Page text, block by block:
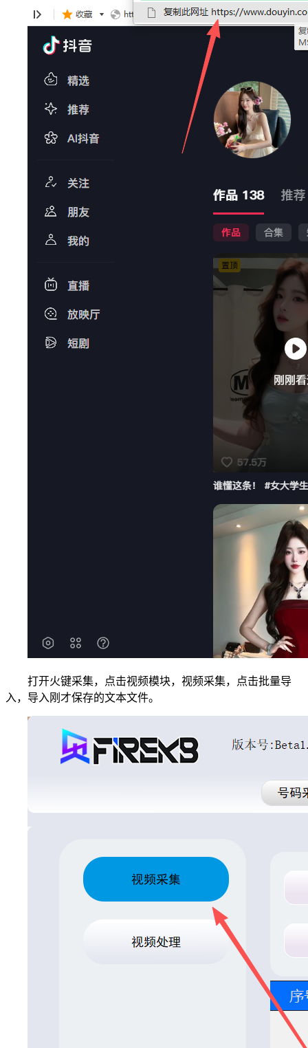
打开火键采集，点击视频模块，视频采集，点击批量导
入，导入刚才保存的文本文件。